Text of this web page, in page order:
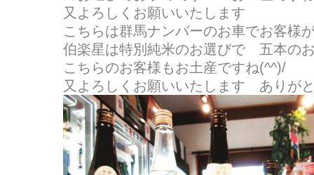
又よろしくお願いいたします
こちらは群馬ナンバーのお車でお客様
伯楽星は特別純米のお選びで 五本の
こちらのお客様もお土産ですね(^^)/
又よろしくお願いいたします ありが